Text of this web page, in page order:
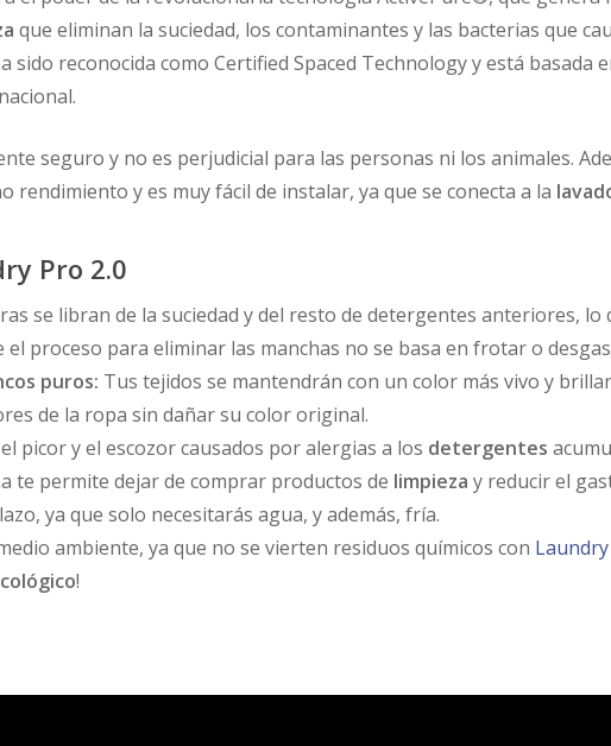
que eliminan la suciedad, los contaminantes y las bacterias que
sido reconocida como Certified Spaced Technology y está
seguro y no es perjudicial para las personas ni los animales.
rendimiento y es muy fácil de instalar, ya que se conecta a la
Pro 2.0
se libran de la suciedad y del resto de detergentes anteriores,
el proceso para eliminar las manchas no se basa en frotar o
puros: Tus tejidos se mantendrán con un color más vivo y
de la ropa sin dañar su color original.
picor y el escozor causados por alergias a los detergentes
te permite dejar de comprar productos de limpieza y reducir el
ya que solo necesitarás agua, y además, fría.
ambiente, ya que no se vierten residuos químicos con
!